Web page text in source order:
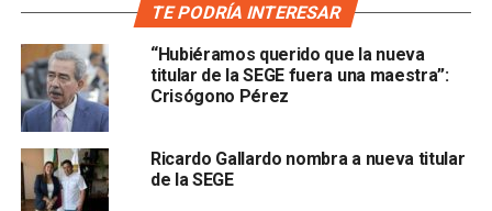
del Estado (SEGE), estudiantes delColegio de
Bachilleres (Cobach)obtuvieron acreditaciones
internacionales derivadas de laMuestra Académica de
Transversalidad.
Las y los alumnos destacaron con
innovadores que llevaron el nombre de San Luis
Potosí a países como Brasil, Londres y Rumania
TE PODRÍA INTERESAR
“Hubiéramos querido que la nueva
titular de la SEGE fuera una maestra”:
Crisógono Pérez
Ricardo Gallardo nombra a nueva titular
de la SEGE